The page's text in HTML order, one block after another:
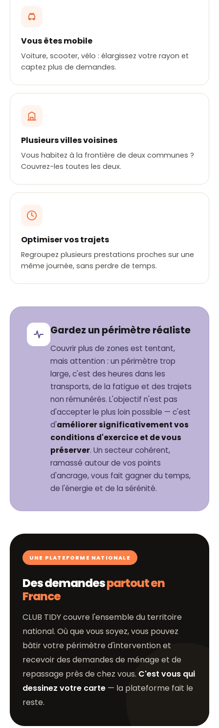
Vous êtes mobile
Voiture, scooter, vélo : élargissez votre rayon et
captez plus de demandes.
Plusieurs villes voisines
Vous habitez à la frontière de deux communes ?
Couvrez-les toutes les deux.
Optimiser vos trajets
Regroupez plusieurs prestations proches sur une
même journée, sans perdre de temps.
Gardez un périmètre réaliste
Couvrir plus de zones est tentant,
mais attention : un périmètre trop
large, c'est des heures dans les
transports, de la fatigue et des trajets
non rémunérés. L'objectif n'est pas
d'accepter le plus loin possible — c'est
d'améliorer significativement vos
conditions d'exercice et de vous
préserver. Un secteur cohérent,
ramassé autour de vos points
d'ancrage, vous fait gagner du temps,
de l'énergie et de la sérénité.
UNE PLATEFORME NATIONALE
Des demandespartout en
France
CLUB TIDY couvre l'ensemble du territoire
national. Où que vous soyez, vous pouvez
bâtir votre périmètre d'intervention et
recevoir des demandes de ménage et de
repassage près de chez vous. C'est vous qui
dessinez votre carte — la plateforme fait le
reste.